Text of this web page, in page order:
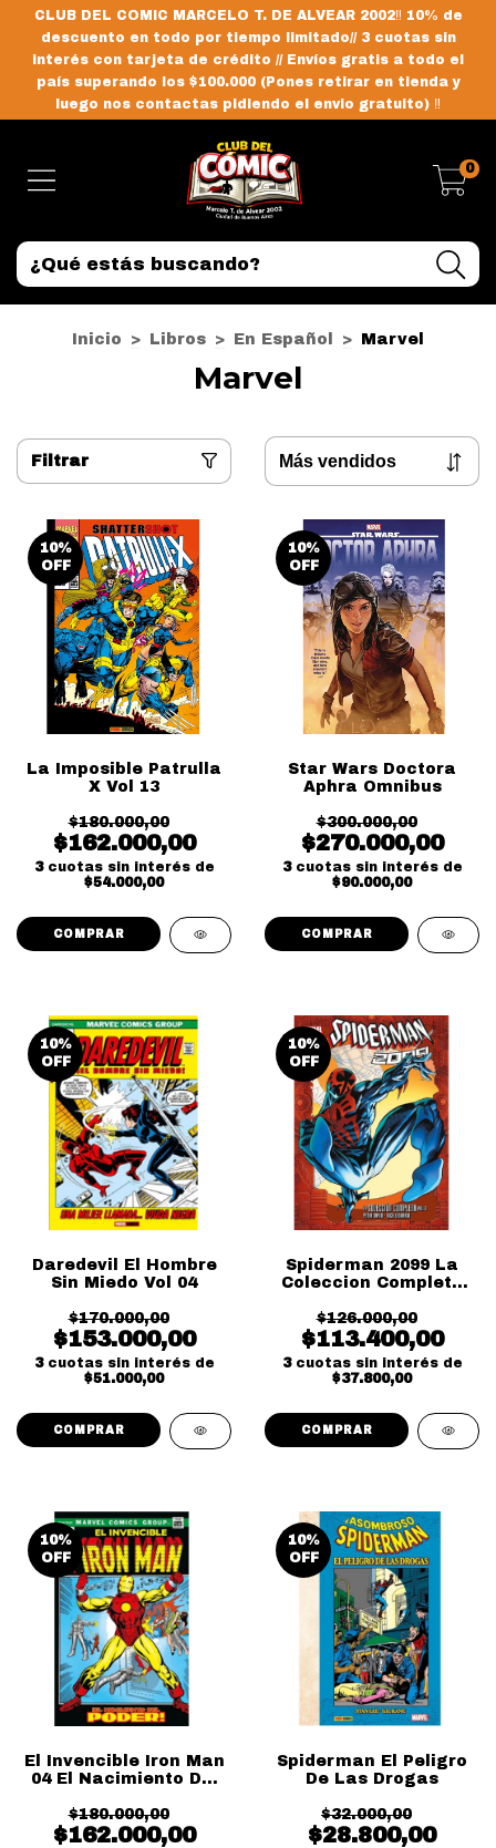
CLUB DEL COMIC MARCELO T. DE ALVEAR 2002‼️ 10% de
descuento en todo por tiempo limitado// 3 cuotas sin
interés con tarjeta de crédito // Envíos gratis a todo el
país superando los $100.000 (Pones retirar en tienda y
luego nos contactas pidiendo el envio gratuito) ‼️
0
Inicio > Libros > En Español > Marvel
Marvel
Filtrar
10%
OFF
La Imposible Patrulla
X Vol 13
$180.000,00
$162.000,00
3 cuotas sin interés de
$54.000,00
10%
OFF
Star Wars Doctora
Aphra Omnibus
$300.000,00
$270.000,00
3 cuotas sin interés de
$90.000,00
10%
OFF
Daredevil El Hombre
Sin Miedo Vol 04
$170.000,00
$153.000,00
3 cuotas sin interés de
$51.000,00
10%
OFF
Spiderman 2099 La
Coleccion Completa
$126.000,00
$113.400,00
3 cuotas sin interés de
$37.800,00
10%
OFF
El Invencible Iron Man
04 El Nacimiento Del
$180.000,00
$162.000,00
10%
OFF
Spiderman El Peligro
De Las Drogas
$32.000,00
$28.800,00